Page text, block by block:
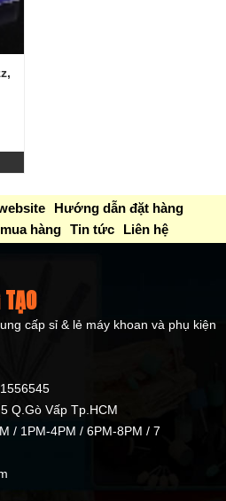
Hướng dẫn đặt hàng
hàng Tin tức Liên hệ
cấp sỉ & lẻ máy khoan và phụ kiện
Q.Gò Vấp Tp.HCM
/ 1PM-4PM / 6PM-8PM / 7